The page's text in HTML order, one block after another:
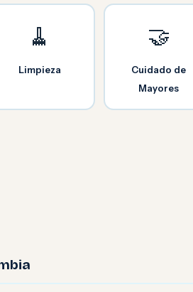
🧹
Limpieza
🤝
Cuidado de
Mayores